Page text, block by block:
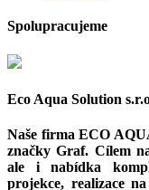
Spolupracujeme
Eco Aqua Solution
Naše firma ECO
značky Graf. Cílem
ale i nabídka
projekce, realizace